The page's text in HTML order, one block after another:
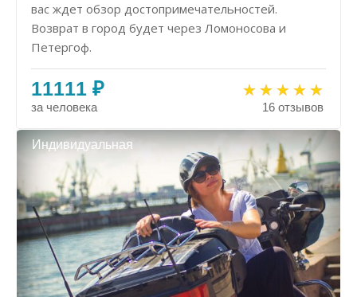
вас ждет обзор достопримечательностей.
Возврат в город будет через Ломоносова и
Петергоф.
11111 ₽
за человека 16 отзывов
Индивидуальная